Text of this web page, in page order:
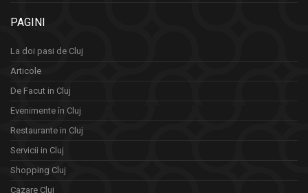
PAGINI
La doi pasi de Cluj
Articole
De Facut in Cluj
Evenimente în Cluj
Restaurante in Cluj
Servicii in Cluj
Shopping Cluj
Cazare Cluj